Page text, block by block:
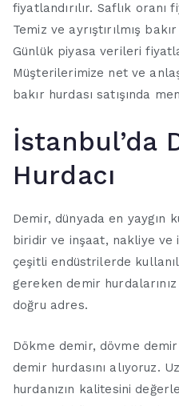
fiyatlandırılır. Saflık
Temiz ve ayrıştırılmış
Günlük piyasa verileri
Müşterilerimize net ve
bakır hurdası satışında
İstanbul’da
Hurdacı
Demir, dünyada en yaygın
biridir ve inşaat, nakliye
çeşitli endüstrilerde
gereken demir
doğru adres.
Dökme demir, dövme
demir hurdasını alıyoruz.
hurdanızın kalitesini